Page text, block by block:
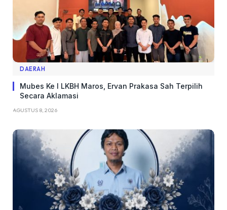
DAERAH
Mubes Ke I LKBH Maros, Ervan Prakasa Sah Terpilih
Secara Aklamasi
AGUSTUS 8, 2026